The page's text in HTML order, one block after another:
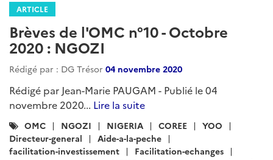
ARTICLE
Brèves de l'OMC n°10 - Octobre
2020 : NGOZI
Rédigé par : DG Trésor 04 novembre 2020
Rédigé par Jean-Marie PAUGAM - Publié le 04
novembre 2020... Lire la suite
Catégories
:
OMC NGOZI NIGERIA COREE
YOO
Directeur-general
Aide-a-la-peche
facilitation-investissement
Facilitation-echanges